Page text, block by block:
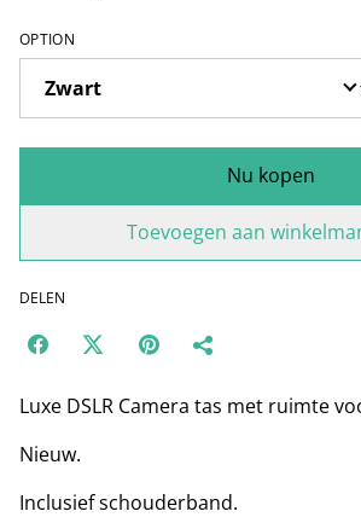
OPTION
Nu kopen
Toevoegen aan
DELEN
Luxe DSLR Camera tas met ruimte
Nieuw.
Inclusief schouderband.